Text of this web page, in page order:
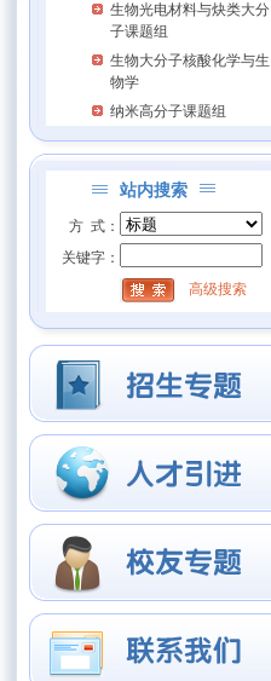
生物光电材料与炔类大分
子课题组
生物大分子核酸化学与生
物学
纳米高分子课题组
站内搜索
方 式：
关键字：
高级搜索